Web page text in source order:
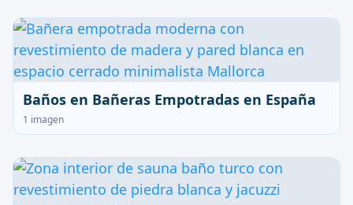
Baños en Bañeras Empotradas en España
1 imagen